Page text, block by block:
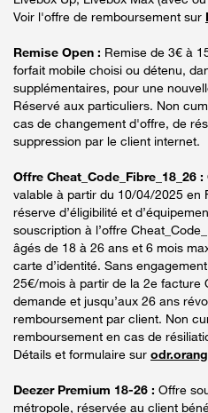
Voir l'offre de remboursement sur
Remise Open : Remise de 3€ à
forfait mobile choisi ou détenu,
supplémentaires, pour une
Réservé aux particuliers. Non
cas de changement d'offre, de
suppression par le client internet.
Offre Cheat_Code_Fibre_18_26 :
valable à partir du 10/04/2025 en
réserve d’éligibilité et
souscription à l’offre
âgés de 18 à 26 ans et 6 mois
carte d’identité. Sans
25€/mois à partir de la 2e facture
demande et jusqu’aux 26 ans
remboursement par client. Non
remboursement en cas de
Détails et formulaire sur
Deezer Premium 18-26 : Offre
métropole, réservée au client